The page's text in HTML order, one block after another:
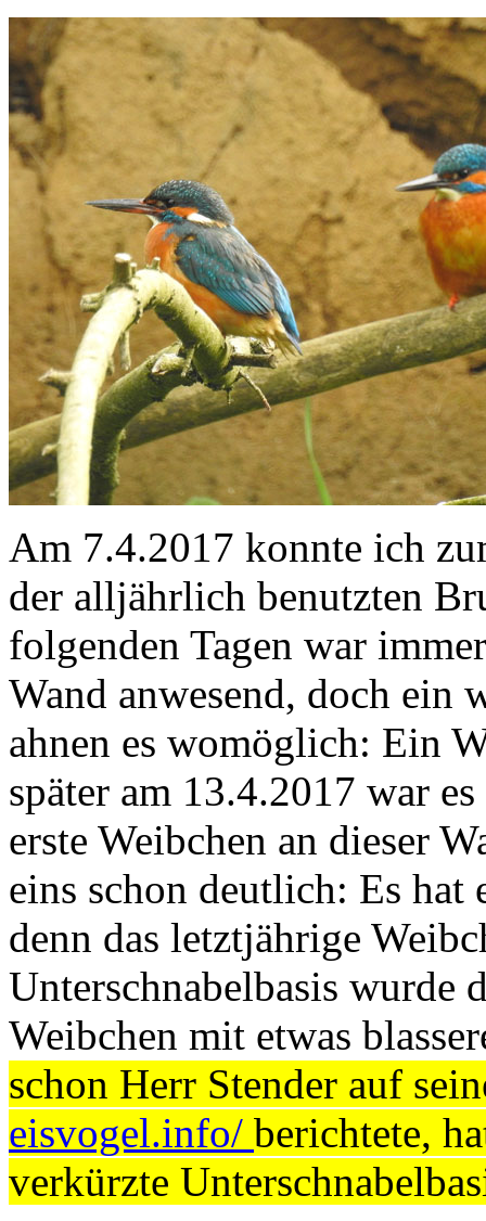
Am 7.4.2017 konnte ich
der alljährlich benutzten
folgenden Tagen war
Wand anwesend, doch ein
ahnen es womöglich: Ein
später am 13.4.2017 war
erste Weibchen an dieser
eins schon deutlich: Es hat
denn das letztjährige
Unterschnabelbasis wurde
Weibchen mit etwas
schon Herr Stender auf
eisvogel.info/ berichtete,
verkürzte